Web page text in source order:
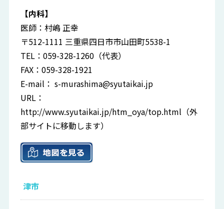
【内科】
医師：村嶋 正幸
〒512-1111 三重県四日市市山田町5538-1
TEL：059-328-1260（代表）
FAX：059-328-1921
E-mail：s-murashima@syutaikai.jp
URL：
http://www.syutaikai.jp/htm_oya/top.html （外
部サイトに移動します）
津市